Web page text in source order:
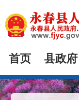
首页 县政府